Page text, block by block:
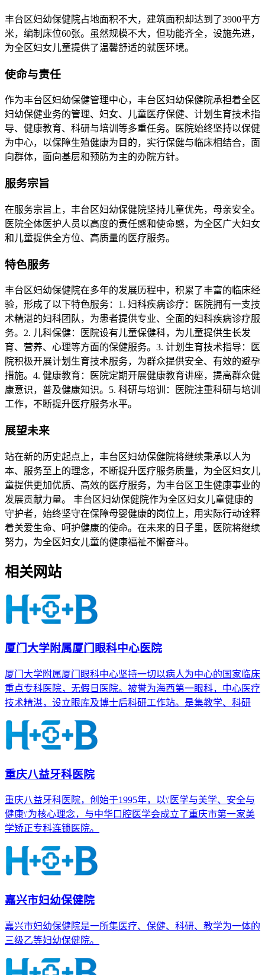
丰台区妇幼保健院占地面积不大，建筑面积却达到了3900平方
米，编制床位60张。虽然规模不大，但功能齐全，设施先进，
为全区妇女儿童提供了温馨舒适的就医环境。
使命与责任
作为丰台区妇幼保健管理中心，丰台区妇幼保健院承担着全区
妇幼保健业务的管理、妇女、儿童医疗保健、计划生育技术指
导、健康教育、科研与培训等多重任务。医院始终坚持以保健
为中心，以保障生殖健康为目的，实行保健与临床相结合，面
向群体，面向基层和预防为主的办院方针。
服务宗旨
在服务宗旨上，丰台区妇幼保健院坚持儿童优先，母亲安全。
医院全体医护人员以高度的责任感和使命感，为全区广大妇女
和儿童提供全方位、高质量的医疗服务。
特色服务
丰台区妇幼保健院在多年的发展历程中，积累了丰富的临床经
验，形成了以下特色服务：1. 妇科疾病诊疗：医院拥有一支技
术精湛的妇科团队，为患者提供专业、全面的妇科疾病诊疗服
务。2. 儿科保健：医院设有儿童保健科，为儿童提供生长发
育、营养、心理等方面的保健服务。3. 计划生育技术指导：医
院积极开展计划生育技术服务，为群众提供安全、有效的避孕
措施。4. 健康教育：医院定期开展健康教育讲座，提高群众健
康意识，普及健康知识。5. 科研与培训：医院注重科研与培训
工作，不断提升医疗服务水平。
展望未来
站在新的历史起点上，丰台区妇幼保健院将继续秉承以人为
本、服务至上的理念，不断提升医疗服务质量，为全区妇女儿
童提供更加优质、高效的医疗服务，为丰台区卫生健康事业的
发展贡献力量。 丰台区妇幼保健院作为全区妇女儿童健康的
守护者，始终坚守在保障母婴健康的岗位上，用实际行动诠释
着关爱生命、呵护健康的使命。在未来的日子里，医院将继续
努力，为全区妇女儿童的健康福祉不懈奋斗。
相关网站
厦门大学附属厦门眼科中心医院
厦门大学附属厦门眼科中心坚持一切以病人为中心的国家临床
重点专科医院，无假日医院。被誉为海西第一眼科，中心医疗
技术精湛，设立眼库及博士后科研工作站。是集教学、科研
重庆八益牙科医院
重庆八益牙科医院，创始于1995年，以\'医学与美学、安全与
健康\'为核心理念，与中华口腔医学会成立了重庆市第一家美
学矫正专科连锁医院。
嘉兴市妇幼保健院
嘉兴市妇幼保健院是一所集医疗、保健、科研、教学为一体的
三级乙等妇幼保健院。